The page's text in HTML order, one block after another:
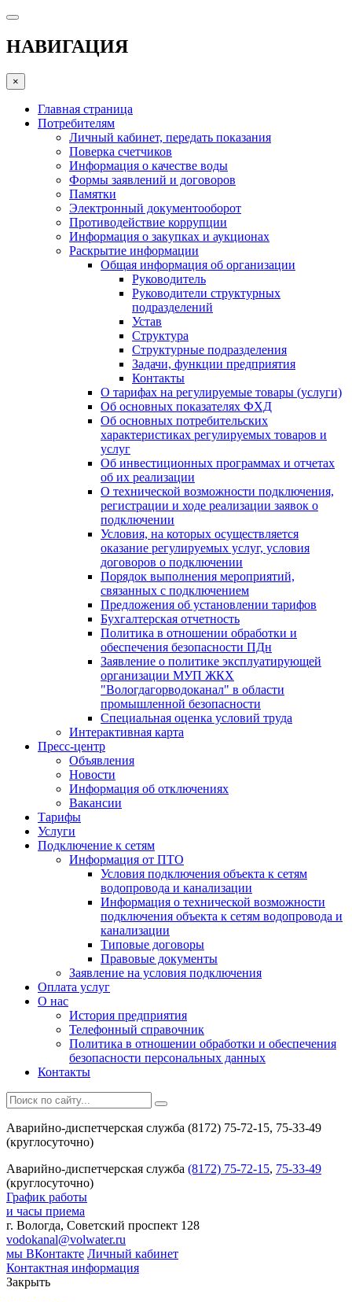
НАВИГАЦИЯ
×
Главная страница
Потребителям
Личный кабинет, передать показания
Поверка счетчиков
Информация о качестве воды
Формы заявлений и договоров
Памятки
Электронный документооборот
Противодействие коррупции
Информация о закупках и аукционах
Раскрытие информации
Общая информация об организации
Руководитель
Руководители структурных
подразделений
Устав
Структура
Структурные подразделения
Задачи, функции предприятия
Контакты
О тарифах на регулируемые товары (услуги)
Об основных показателях ФХД
Об основных потребительских
характеристиках регулируемых товаров и
услуг
Об инвестиционных программах и отчетах
об их реализации
О технической возможности подключения,
регистрации и ходе реализации заявок о
подключении
Условия, на которых осуществляется
оказание регулируемых услуг, условия
договоров о подключении
Порядок выполнения мероприятий,
связанных с подключением
Предложения об установлении тарифов
Бухгалтерская отчетность
Политика в отношении обработки и
обеспечения безопасности ПДн
Заявление о политике эксплуатирующей
организации МУП ЖКХ
"Вологдагорводоканал" в области
промышленной безопасности
Специальная оценка условий труда
Интерактивная карта
Пресс-центр
Объявления
Новости
Информация об отключениях
Вакансии
Тарифы
Услуги
Подключение к сетям
Информация от ПТО
Условия подключения объекта к сетям
водопровода и канализации
Информация о технической возможности
подключения объекта к сетям водопровода и
канализации
Типовые договоры
Правовые документы
Заявление на условия подключения
Оплата услуг
О нас
История предприятия
Телефонный справочник
Политика в отношении обработки и обеспечения
безопасности персональных данных
Контакты
Аварийно-диспетчерская служба (8172) 75-72-15, 75-33-49
(круглосуточно)
Аварийно-диспетчерская служба (8172) 75-72-15, 75-33-49
(круглосуточно)
График работы
и часы приема
г. Вологда, Советский проспект 128
vodokanal@volwater.ru
мы ВКонтакте Личный кабинет
Контактная информация
Закрыть